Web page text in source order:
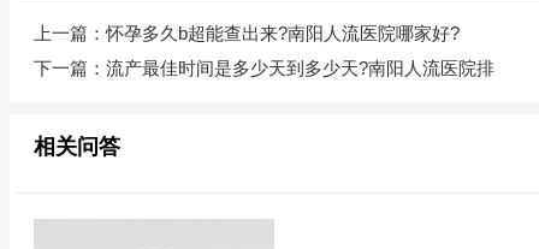
上一篇：怀孕多久b超能查出来?南阳人流医院哪家好?
下一篇： 流产最佳时间是多少天到多少天?南阳人流医院排
相关问答